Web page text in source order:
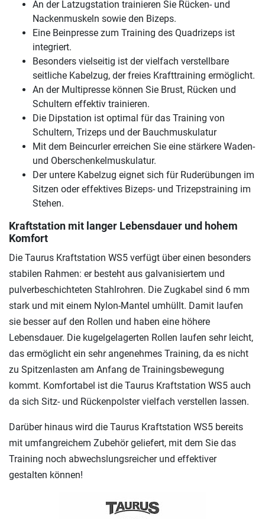
An der Latzugstation trainieren Sie Rücken- und
Nackenmuskeln sowie den Bizeps.
Eine Beinpresse zum Training des Quadrizeps ist
integriert.
Besonders vielseitig ist der vielfach verstellbare
seitliche Kabelzug, der freies Krafttraining ermöglicht.
An der Multipresse können Sie Brust, Rücken und
Schultern effektiv trainieren.
Die Dipstation ist optimal für das Training von
Schultern, Trizeps und der Bauchmuskulatur
Mit dem Beincurler erreichen Sie eine stärkere Waden-
und Oberschenkelmuskulatur.
Der untere Kabelzug eignet sich für Ruderübungen im
Sitzen oder effektives Bizeps- und Trizepstraining im
Stehen.
Kraftstation mit langer Lebensdauer und hohem
Komfort
Die Taurus Kraftstation WS5 verfügt über einen besonders
stabilen Rahmen: er besteht aus galvanisiertem und
pulverbeschichteten Stahlrohren. Die Zugkabel sind 6 mm
stark und mit einem Nylon-Mantel umhüllt. Damit laufen
sie besser auf den Rollen und haben eine höhere
Lebensdauer. Die kugelgelagerten Rollen laufen sehr leicht,
das ermöglicht ein sehr angenehmes Training, da es nicht
zu Spitzenlasten am Anfang de Trainingsbewegung
kommt. Komfortabel ist die Taurus Kraftstation WS5 auch
da sich Sitz- und Rückenpolster vielfach verstellen lassen.
Darüber hinaus wird die Taurus Kraftstation WS5 bereits
mit umfangreichem Zubehör geliefert, mit dem Sie das
Training noch abwechslungsreicher und effektiver
gestalten können!